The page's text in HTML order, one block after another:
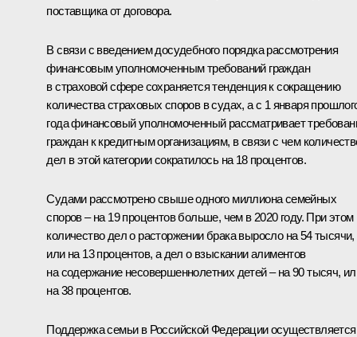
поставщика от договора.
В связи с введением досудебного порядка рассмотрения
финансовым уполномоченным требований граждан
в страховой сфере сохраняется тенденция к сокращению
количества страховых споров в судах, а с 1 января
года финансовый уполномоченный рассматривает
граждан к кредитным организациям, в связи с чем
дел в этой категории сократилось на 18 процентов.
Судами рассмотрено свыше одного миллиона семейных
споров – на 19 процентов больше, чем в 2020 году. При этом
количество дел о расторжении брака выросло на 54 тысячи,
или на 13 процентов, а дел о взыскании алиментов
на содержание несовершеннолетних детей – на 90 тысяч,
на 38 процентов.
Поддержка семьи в Российской Федерации осуществляется